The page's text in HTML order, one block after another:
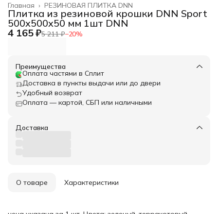
РЕЗИНОВАЯ ПЛИТКА DNN
Главная ›
Плитка из резиновой крошки DNN Sport
500x500x50 мм 1шт DNN
4 165 ₽5 211 ₽−20%
Преимущества
Оплата частями в Сплит
Доставка в пункты выдачи или до двери
Удобный возврат
Оплата — картой, СБП или наличными
Доставка
О товаре Характеристики